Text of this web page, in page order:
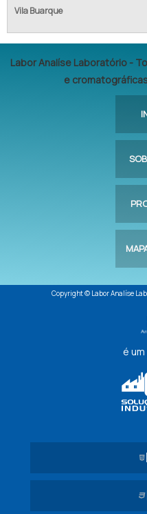
Vila Buarque
Labor Analíse Laboratório -
e
Copyright © Labor Analíse
é